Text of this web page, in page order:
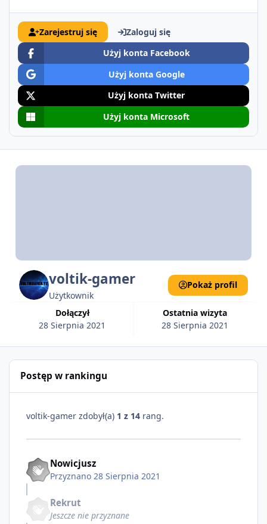
Zarejestruj się
Zaloguj się
Użyj konta Facebook
Użyj konta Google
Użyj konta Twitter
Użyj konta Microsoft
voltik-gamer
Użytkownik
Dołączył
28 Sierpnia 2021
Ostatnia wizyta
28 Sierpnia 2021
Pokaż profil
Postęp w rankingu
voltik-gamer zdobył(a) 1 z 14 rang.
Nowicjusz
Przyznano 28 Sierpnia 2021
Rekrut
Jeszcze nie przyznane